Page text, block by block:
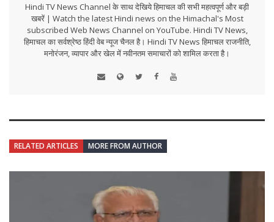
Hindi TV News Channel के साथ देखिये हिमाचल की सभी महत्वपूर्ण और बड़ी
खबरें | Watch the latest Hindi news on the Himachal's Most
subscribed Web News Channel on YouTube. Hindi TV News,
हिमाचल का सर्वश्रेष्ठ हिंदी वेब न्यूज चैनल है। Hindi TV News हिमाचल राजनीति,
मनोरंजन, व्यापार और खेल में नवीनतम समाचारों को शामिल करता है।
RELATED ARTICLES MORE FROM AUTHOR